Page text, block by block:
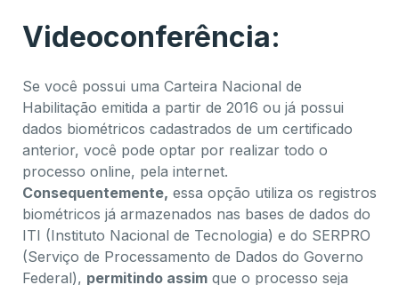
Videoconferência:
Se você possui uma Carteira Nacional de
Habilitação emitida a partir de 2016 ou já possui
dados biométricos cadastrados de um certificado
anterior, você pode optar por realizar todo o
processo online, pela internet.
Consequentemente, essa opção utiliza os registros
biométricos já armazenados nas bases de dados do
ITI (Instituto Nacional de Tecnologia) e do SERPRO
(Serviço de Processamento de Dados do Governo
Federal), permitindo assim que o processo seja